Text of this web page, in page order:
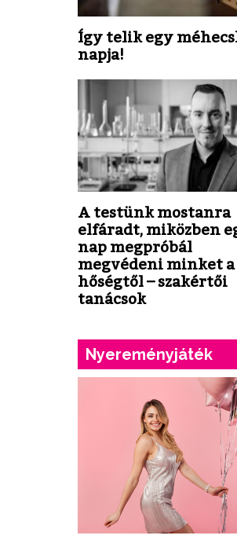
Így telik egy
napja!
A testünk mostanra
elfáradt, miközben
nap megpróbál
megvédeni minket a
hőségtől – szakértői
tanácsok
Nyereményjáték